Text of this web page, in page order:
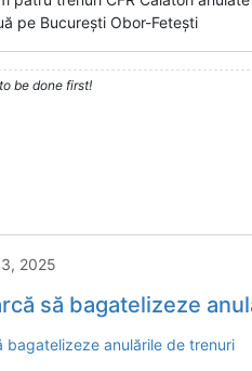
pe București Obor-Fetești
be done first!
2025
să bagatelizeze